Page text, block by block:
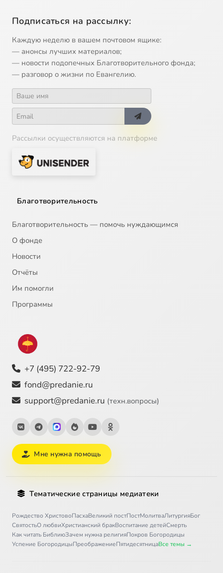
Подписаться на рассылку:
Каждую неделю в вашем почтовом ящике:
— анонсы лучших материалов;
— новости подопечных Благотворительного фонда;
— разговор о жизни по Евангелию.
Рассылки осуществляются на платформе
Благотворительность
Благотворительность — помочь нуждающимся
О фонде
Новости
Отчёты
Им помогли
Программы
+7 (495) 722-92-79
fond@predanie.ru
support@predanie.ru (техн.вопросы)
Мне нужна помощь
Тематические страницы медиатеки
Рождество ХристовоПасхаВеликий постПостМолитваЛитургияБог
СвятостьО любвиХристианский бракВоспитание детейСмерть
Как читать БиблиюЗачем нужна религияПокров Богородицы
Успение БогородицыПреображениеПятидесятницаВсе темы →